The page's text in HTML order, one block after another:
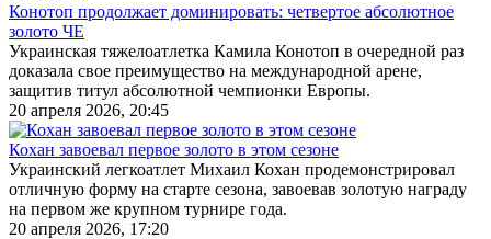
Конотоп продолжает доминировать: четвертое абсолютное
золото ЧЕ
Украинская тяжелоатлетка Камила Конотоп в очередной раз
доказала свое преимущество на международной арене,
защитив титул абсолютной чемпионки Европы.
20 апреля 2026, 20:45
Кохан завоевал первое золото в этом сезоне
Украинский легкоатлет Михаил Кохан продемонстрировал
отличную форму на старте сезона, завоевав золотую награду
на первом же крупном турнире года.
20 апреля 2026, 17:20